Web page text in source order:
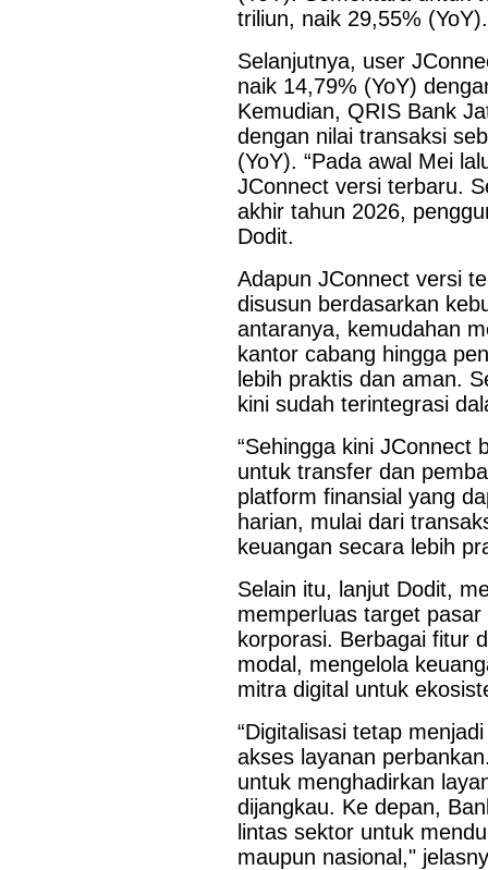
Bank Jatim Dukung Misi Dagang Dan
HONG KONG, KORANRAKYAT.COM,-23 Juli 2026. PT
Tbk (Bank Jatim) terus mendorong pertumbuhan ekonomi
dukungan terhadap kegiatan Misi Dagang dan Investasi
digelar di Regal Hotel Hong Kong pada Kamis...
triliun, naik 29,55%
Selanjutnya, user
naik 14,79% (YoY)
Kemudian, QRIS Bank
dengan nilai transaksi
(YoY). “Pada awal Mei
JConnect versi terbaru.
akhir tahun 2026,
Dodit.
Adapun JConnect versi
disusun berdasarkan
antaranya, kemudahan
kantor cabang hingga
lebih praktis dan aman.
kini sudah terintegrasi
“Sehingga kini JConnect
untuk transfer dan
platform finansial yang
harian, mulai dari
keuangan secara lebih
Selain itu, lanjut Dodit,
memperluas target
korporasi. Berbagai fitur
modal, mengelola
mitra digital untuk
“Digitalisasi tetap
akses layanan
untuk menghadirkan
dijangkau. Ke depan,
lintas sektor untuk
maupun nasional,"